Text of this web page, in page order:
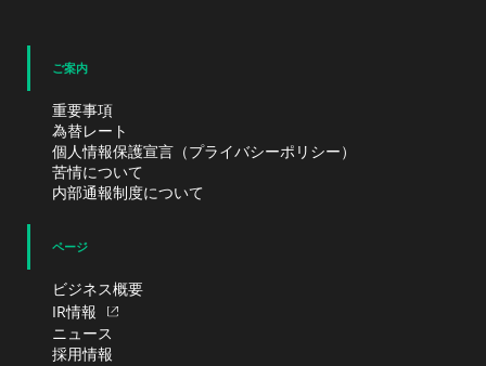
ご案内
重要事項
為替レート
個人情報保護宣言（プライバシーポリシー）
苦情について
内部通報制度について
ページ
ビジネス概要
IR情報
ニュース
採用情報